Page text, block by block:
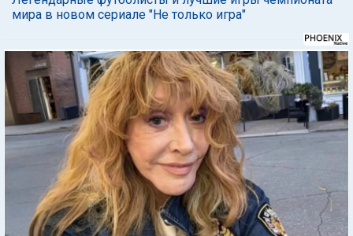
мира в новом сериале "Не только игра"